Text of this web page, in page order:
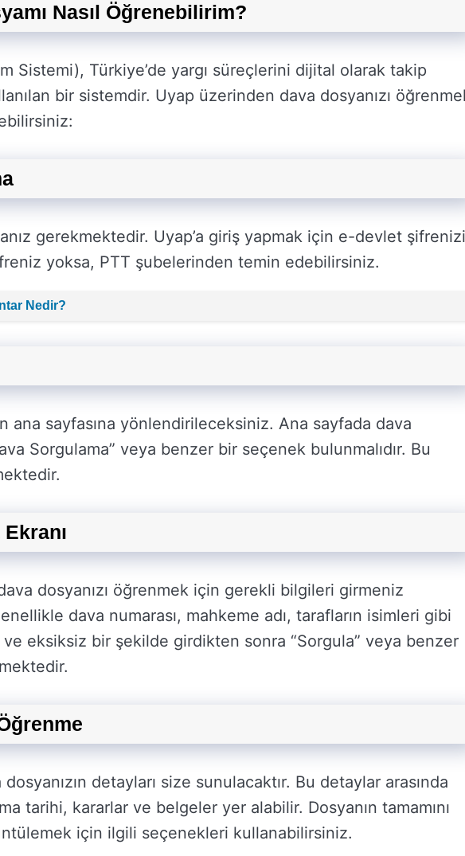
Nasıl Öğrenebilirim?
Sistemi), Türkiye’de yargı süreçlerini dijital olarak takip
bir sistemdir. Uyap üzerinden dava dosyanızı
gerekmektedir. Uyap’a giriş yapmak için e-devlet şifrenizi
yoksa, PTT şubelerinden temin edebilirsiniz.
Nedir?
ana sayfasına yönlendirileceksiniz. Ana sayfada dava
Sorgulama” veya benzer bir seçenek bulunmalıdır. Bu
dosyanızı öğrenmek için gerekli bilgileri girmeniz
dava numarası, mahkeme adı, tarafların isimleri gibi
eksiksiz bir şekilde girdikten sonra “Sorgula” veya benzer
detayları size sunulacaktır. Bu detaylar arasında
tarihi, kararlar ve belgeler yer alabilir. Dosyanın tamamını
için ilgili seçenekleri kullanabilirsiniz.